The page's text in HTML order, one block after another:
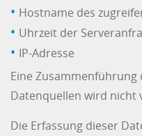
Hostname des
Uhrzeit der
IP-Adresse
Eine
Datenquellen wird nicht
Die Erfassung dieser